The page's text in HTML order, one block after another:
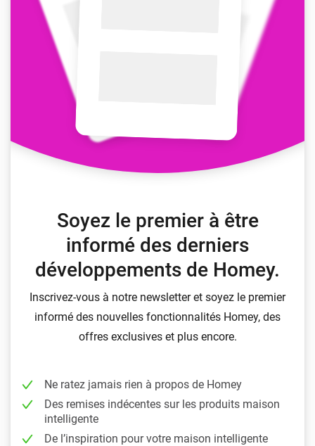
Soyez le premier à être
informé des derniers
développements de Homey.
Inscrivez-vous à notre newsletter et soyez le premier
informé des nouvelles fonctionnalités Homey, des
offres exclusives et plus encore.
Ne ratez jamais rien à propos de Homey
Des remises indécentes sur les produits maison
intelligente
De l’inspiration pour votre maison intelligente